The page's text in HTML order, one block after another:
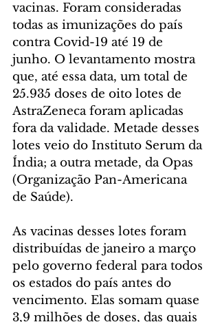
vacinas. Foram consideradas
todas as imunizações do país
contra Covid-19 até 19 de
junho. O levantamento mostra
que, até essa data, um total de
25.935 doses de oito lotes de
AstraZeneca foram aplicadas
fora da validade. Metade desses
lotes veio do Instituto Serum da
Índia; a outra metade, da Opas
(Organização Pan-Americana
de Saúde).
As vacinas desses lotes foram
distribuídas de janeiro a março
pelo governo federal para todos
os estados do país antes do
vencimento. Elas somam quase
3,9 milhões de doses, das quais